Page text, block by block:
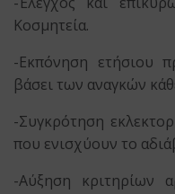
Κοσμητεία.
-Εκπόνηση ετήσιου
βάσει των αναγκών
-Συγκρότηση
που ενισχύουν το
-Αύξηση κριτηρίων